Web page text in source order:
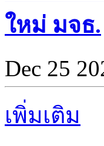
ใหม่ มจธ.
Dec 25
เพิ่มเติม